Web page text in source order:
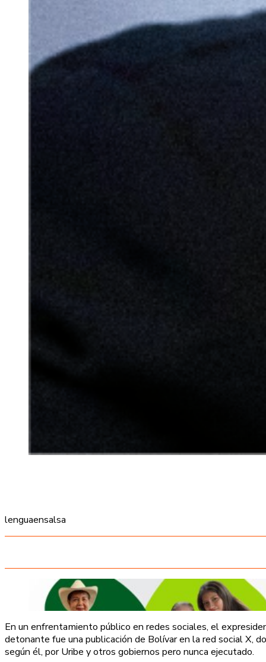
lenguaensalsa
En un enfrentamiento público en redes sociales, el
detonante fue una publicación de Bolívar en la red social X,
según él, por Uribe y otros gobiernos pero nunca ejecutado.